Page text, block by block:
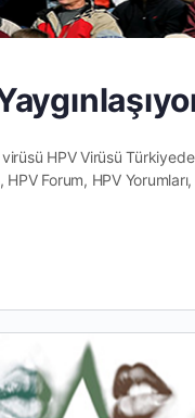
HPV Virüsü
Forum, HPV